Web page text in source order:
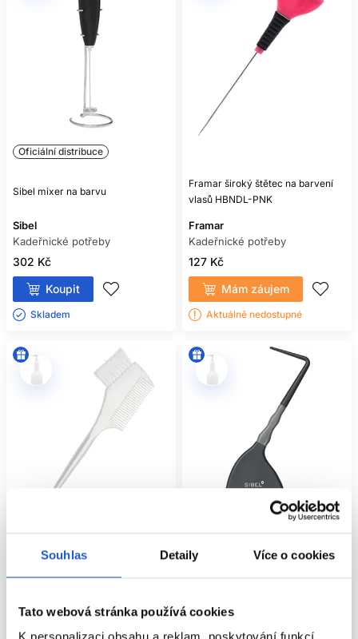
Souhlas Detaily Více o cookies
Tato webová stránka používá cookies
Oficiální distribuce
Sibel mixer na barvu
Sibel
Kadeřnické potřeby
302 Kč
Koupit
Skladem ㅤ
Framar široký štětec na barvení
vlasů HBNDL-PNK
Framar
Kadeřnické potřeby
127 Kč
Mám záujem
Aktuálně nedostupné
Sibel kartáček na barvení vlasů,
Sibel
Kadeřnické potřeby
Sibel NOVA štětec na barvení
Sibel
Kadeřnické potřeby